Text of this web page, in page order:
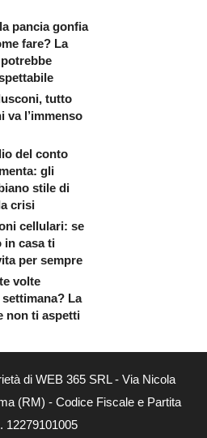
pancia gonfia
fare? La
tutto
va l’immenso
del conto
gli
stile di
crisi
cellulari: se
in casa ti
per sempre
volte
La
non ti aspetti
di WEB 365 SRL - Via Nicola
(RM) - Codice Fiscale e Partita
12279101005